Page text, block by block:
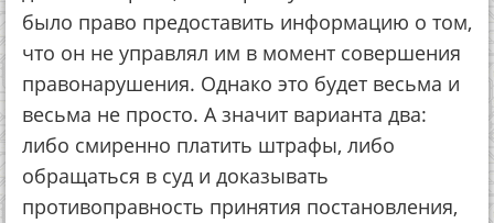
было право предоставить информацию о том,
что он не управлял им в момент совершения
правонарушения. Однако это будет весьма и
весьма не просто. А значит варианта два:
либо смиренно платить штрафы, либо
обращаться в суд и доказывать
противоправность принятия постановления,